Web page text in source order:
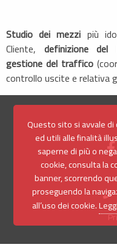
Studio dei mezzi più
Cliente, definizione del
gestione del traffico
controllo uscite e relativa
Questo sito si avvale
ed utili alle finalità
saperne di più o
cookie, consulta la
banner, scorrendo
proseguendo la
all’uso dei cookie.